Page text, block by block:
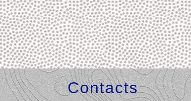
Contacts